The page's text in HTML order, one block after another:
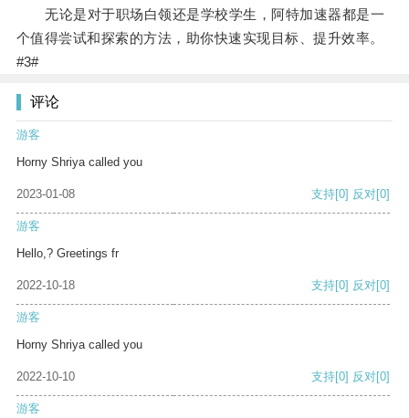
无论是对于职场白领还是学校学生，阿特加速器都是一
个值得尝试和探索的方法，助你快速实现目标、提升效率。
#3#
评论
游客
Horny Shriya called you
2023-01-08 支持[0] 反对[0]
游客
Hello,? Greetings fr
2022-10-18 支持[0] 反对[0]
游客
Horny Shriya called you
2022-10-10 支持[0] 反对[0]
游客